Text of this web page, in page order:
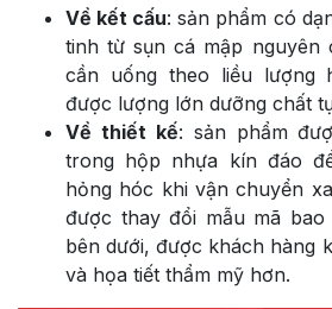
Về kết cấu: sản phẩm có
tinh từ sụn cá mập nguyên
cần uống theo liều lượng
được lượng lớn dưỡng chất
Về thiết kế: sản phẩm
trong hộp nhựa kín đáo
hỏng hóc khi vận chuyển
được thay đổi mẫu mã
bên dưới, được khách hàng
và họa tiết thẩm mỹ hơn.